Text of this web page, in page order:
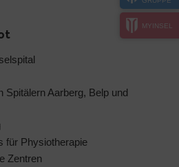
MYINSEL
Spitälern Aarberg, Belp und
für Physiotherapie
Zentren